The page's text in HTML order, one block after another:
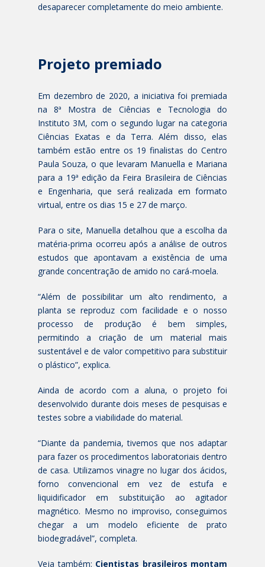
desaparecer completamente do meio ambiente.
Projeto premiado
Em dezembro de 2020, a iniciativa foi premiada
na 8ª Mostra de Ciências e Tecnologia do
Instituto 3M, com o segundo lugar na categoria
Ciências Exatas e da Terra. Além disso, elas
também estão entre os 19 finalistas do Centro
Paula Souza, o que levaram Manuella e Mariana
para a 19ª edição da Feira Brasileira de Ciências
e Engenharia, que será realizada em formato
virtual, entre os dias 15 e 27 de março.
Para o site, Manuella detalhou que a escolha da
matéria-prima ocorreu após a análise de outros
estudos que apontavam a existência de uma
grande concentração de amido no cará-moela.
“Além de possibilitar um alto rendimento, a
planta se reproduz com facilidade e o nosso
processo de produção é bem simples,
permitindo a criação de um material mais
sustentável e de valor competitivo para substituir
o plástico”, explica.
Ainda de acordo com a aluna, o projeto foi
desenvolvido durante dois meses de pesquisas e
testes sobre a viabilidade do material.
“Diante da pandemia, tivemos que nos adaptar
para fazer os procedimentos laboratoriais dentro
de casa. Utilizamos vinagre no lugar dos ácidos,
forno convencional em vez de estufa e
liquidificador em substituição ao agitador
magnético. Mesmo no improviso, conseguimos
chegar a um modelo eficiente de prato
biodegradável”, completa.
Veja também: Cientistas brasileiros montam